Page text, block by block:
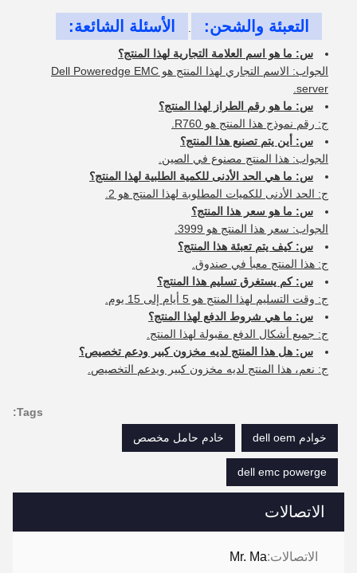
الاتصالات
الاتصالات:Mr. Ma
التعبئة والشحن: الأسئلة الشائعة:
س: ما هو اسم العلامة التجارية لهذا المنتج؟
الجواب: الاسم التجاري لهذا المنتج هو Dell Poweredge EMC
server.
س: ما هو رقم الطراز لهذا المنتج؟
ج: رقم نموذج هذا المنتج هو R760.
س: أين يتم تصنيع هذا المنتج؟
الجواب: هذا المنتج مصنوع في الصين.
س: ما هي الحد الأدنى للكمية الطلبية لهذا المنتج؟
ج: الحد الأدنى للكميات المطلوبة لهذا المنتج هو 2.
س: ما هو سعر هذا المنتج؟
الجواب: سعر هذا المنتج هو 3999.
س: كيف يتم تعبئة هذا المنتج؟
ج: هذا المنتج معبأ في صندوق.
س: كم يستغرق تسليم هذا المنتج؟
ج: وقت التسليم لهذا المنتج هو 5 أيام إلى 15 يوم.
س: ما هي شروط الدفع لهذا المنتج؟
ج: جميع أشكال الدفع مقبولة لهذا المنتج.
س: هل هذا المنتج لديه مخزون كبير ودعم تخصيص؟
ج: نعم، هذا المنتج لديه مخزون كبير ويدعم التخصيص.
Tags:
خوادم dell oem
خادم حامل مخصص
dell emc powerge